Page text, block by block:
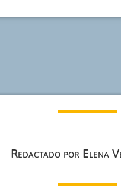
Redactado por Elena